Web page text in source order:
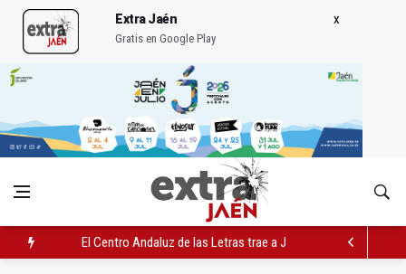
Extra Jaén
Gratis en Google Play
El Centro Andaluz de las Letras trae a Jaén al filósofo Omar